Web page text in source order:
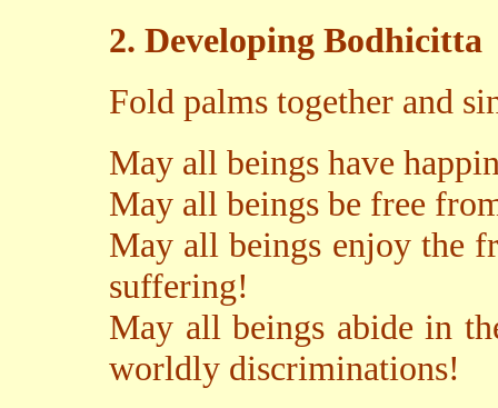
2. Developing Bodhicitta
Fold palms together and
May all beings have
May all beings be free
May all beings enjoy the
suffering!
May all beings abide in
worldly discriminations!